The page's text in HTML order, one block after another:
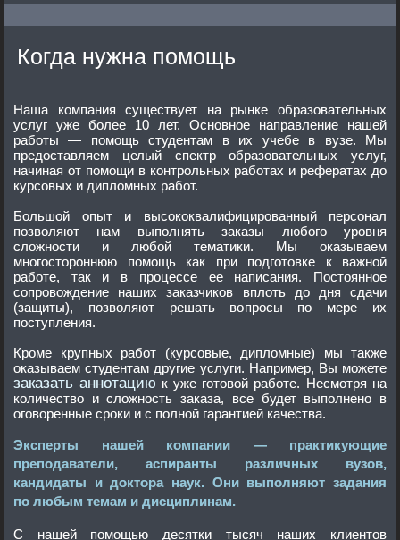
Когда нужна помощь
Наша компания существует на рынке образовательных
услуг уже более 10 лет. Основное направление нашей
работы — помощь студентам в их учебе в вузе. Мы
предоставляем целый спектр образовательных услуг,
начиная от помощи в контрольных работах и рефератах до
курсовых и дипломных работ.
Большой опыт и высококвалифицированный персонал
позволяют нам выполнять заказы любого уровня
сложности и любой тематики. Мы оказываем
многостороннюю помощь как при подготовке к важной
работе, так и в процессе ее написания. Постоянное
сопровождение наших заказчиков вплоть до дня сдачи
(защиты), позволяют решать вопросы по мере их
поступления.
Кроме крупных работ (курсовые, дипломные) мы также
оказываем студентам другие услуги. Например, Вы можете
заказать аннотацию к уже готовой работе. Несмотря на
количество и сложность заказа, все будет выполнено в
оговоренные сроки и с полной гарантией качества.
Эксперты нашей компании — практикующие
преподаватели, аспиранты различных вузов,
кандидаты и доктора наук. Они выполняют задания
по любым темам и дисциплинам.
С нашей помощью десятки тысяч наших клиентов